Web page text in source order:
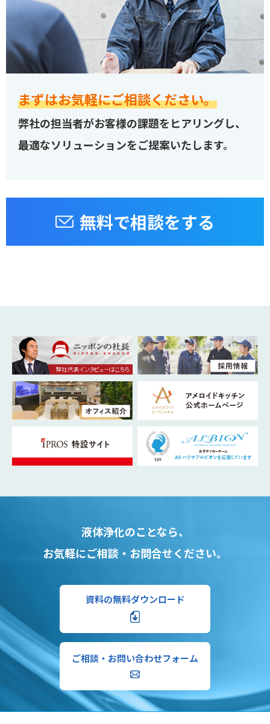
まずはお気軽にご相談ください。
弊社の担当者がお客様の課題をヒアリングし、
最適なソリューションをご提案いたします。
無料で相談をする
液体浄化のことなら、
お気軽にご相談・お問合せください。
資料の無料ダウンロード
ご相談・お問い合わせフォーム